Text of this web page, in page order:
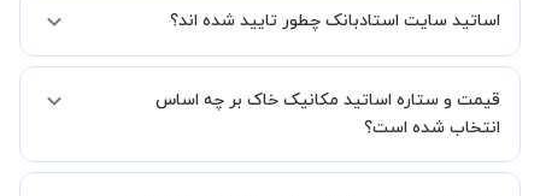
انجام دهید.
اساتید سایت استادبانک چطور تایید شده اند؟
در صورت رضایت از شیوه تدریس، استاد مجوز فعالیت در استادبانک را
دریافت میکند.
اساس رضایت شاگرد بررسی میکند.
قیمت و ستاره اساتید مکانیک خاک بر چه اساس
انتخاب شده است؟